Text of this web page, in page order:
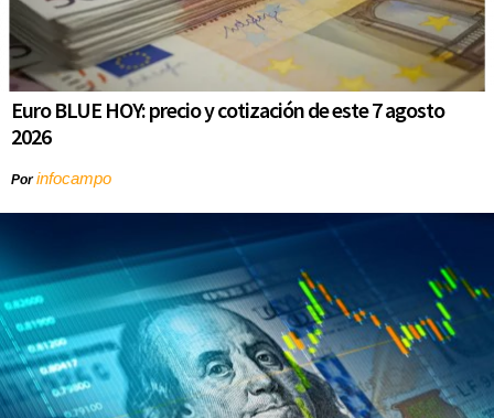
Euro BLUE HOY: precio y cotización de este 7 agosto
2026
Porinfocampo